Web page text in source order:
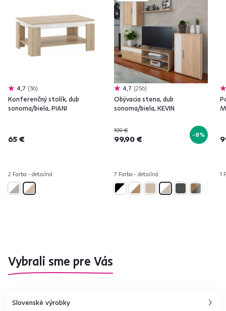
4,7 36
Konferenčný stolík, dub
sonoma/biela, PIANI
65 €
2 Farba - detailná
4,7 256
Obývacia stena, dub
sonoma/biela, KEVIN
109 €
99,90 € -8%
7 Farba - detailná 1
Vybrali sme pre Vás
Slovenské výrobky